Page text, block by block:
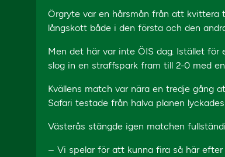
Örgryte var en hårsmån från att kvittera
långskott både i den första och den
Men det här var inte ÖIS dag. Istället för
slog in en straffspark fram till 2-0 med
Kvällens match var nära en tredje gång
Safari testade från halva planen
Västerås stängde igen matchen
– Vi spelar för att kunna fira så här